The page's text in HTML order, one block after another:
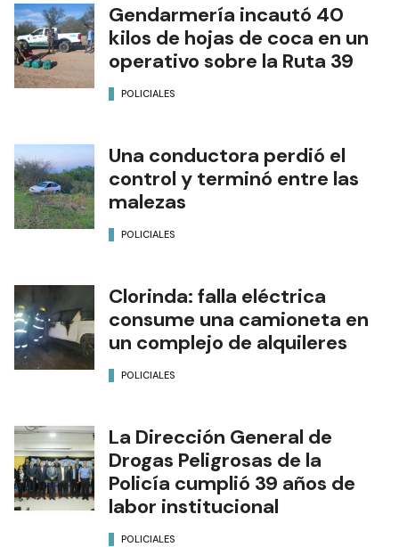
Gendarmería incautó 40
kilos de hojas de coca en un
operativo sobre la Ruta 39
POLICIALES
Una conductora perdió el
control y terminó entre las
malezas
POLICIALES
Clorinda: falla eléctrica
consume una camioneta en
un complejo de alquileres
POLICIALES
La Dirección General de
Drogas Peligrosas de la
Policía cumplió 39 años de
labor institucional
POLICIALES